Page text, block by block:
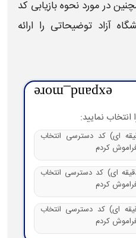
در مورد نحوه بازیابی کد
آزاد توضیحاتی را ارائه
expand_more
نمایید:
برنزی (15 دقیقه ای) کد دسترسی انتخاب
فراموش کردم
نقره ای (30 دقیقه ای) کد دسترسی انتخاب
فراموش کردم
طلایی (45 دقیقه ای) کد دسترسی انتخاب
فراموش کردم